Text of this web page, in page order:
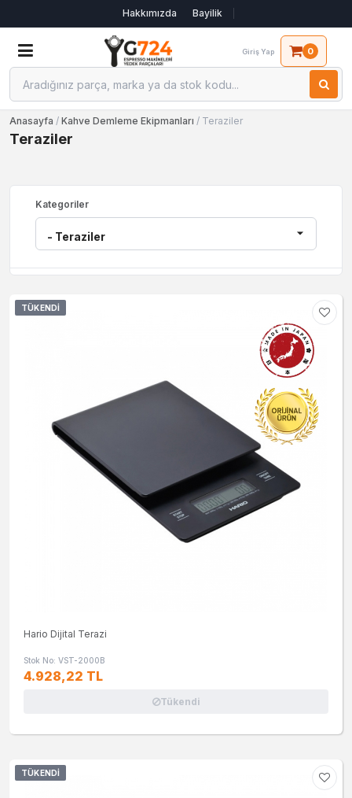
Hakkımızda Bayilik
Giriş Yap 0
Anasayfa / Kahve Demleme Ekipmanları / Teraziler
Teraziler
Kategoriler
TÜKENDI
Hario Dijital Terazi
Stok No: VST-2000B
4.928,22 TL
Tükendi
TÜKENDI